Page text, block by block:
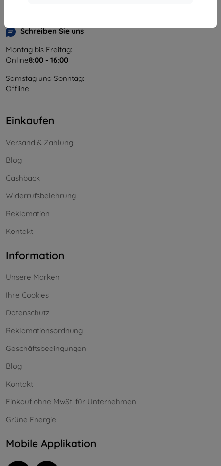
Schreiben Sie uns
Montag bis Freitag:
Online8:00 - 16:00
Samstag und Sonntag:
Offline
Einkaufen
Versand & Zahlung
Blog
Cashback
Widerrufsbelehrung
Reklamation
Kontakt
Information
Unsere Marken
Ihre Cookies
Datenschutz
Reklamationsordnung
Geschäftsbedingungen
Blog
Kontakt
Einkauf ohne MwSt. für Unternehmen
Grüne Energie
Mobile Applikation